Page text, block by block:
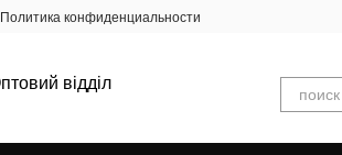
Политика конфиденциальности
відділ